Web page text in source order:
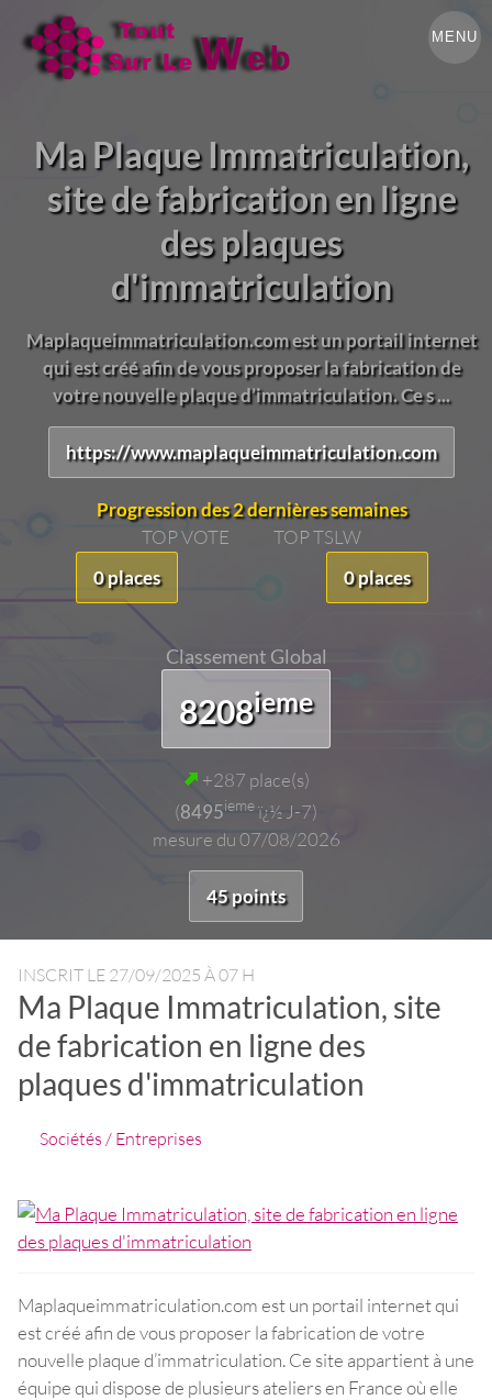
MENU
Ma Plaque Immatriculation,
site de fabrication en ligne
des plaques
d'immatriculation
Maplaqueimmatriculation.com est un portail internet
qui est créé afin de vous proposer la fabrication de
votre nouvelle plaque d’immatriculation. Ce s ...
https://www.maplaqueimmatriculation.com
Progression des 2 dernières semaines
TOP VOTE
0 places
TOP TSLW
0 places
Classement Global
8208ieme
+287 place(s)
(8495iemeï¿½ J-7)
mesure du 07/08/2026
45 points
INSCRIT LE 27/09/2025 À 07 H
Ma Plaque Immatriculation, site
de fabrication en ligne des
plaques d'immatriculation
Sociétés / Entreprises
Maplaqueimmatriculation.com est un portail internet qui
est créé afin de vous proposer la fabrication de votre
nouvelle plaque d’immatriculation. Ce site appartient à une
équipe qui dispose de plusieurs ateliers en France où elle